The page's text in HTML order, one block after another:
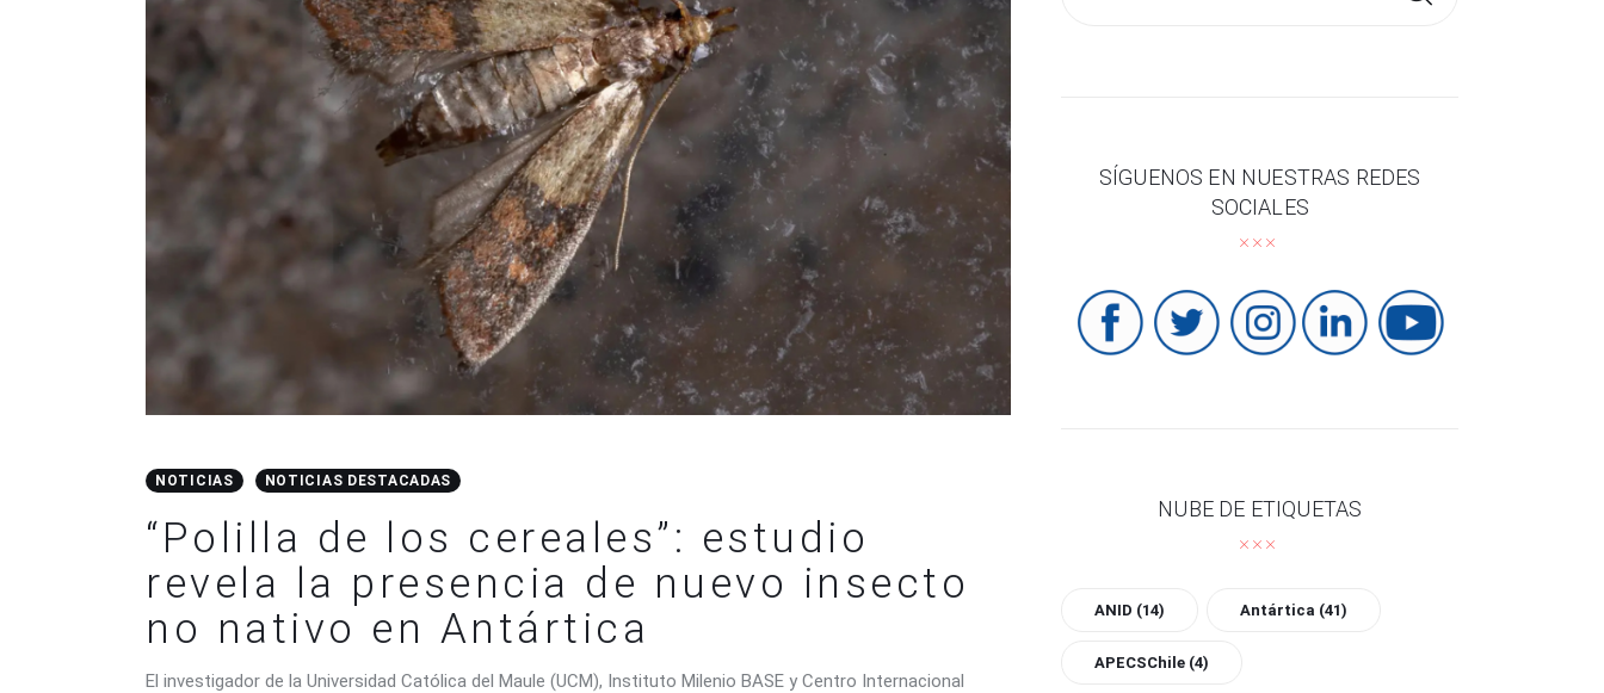
NOTICIAS NOTICIAS DESTACADAS
“Polilla de los cereales”: estudio
revela la presencia de nuevo insecto
no nativo en Antártica
El investigador de la Universidad Católica del Maule (UCM), Instituto Milenio BASE y Centro Internacional
SÍGUENOS EN NUESTRAS REDES
SOCIALES
NUBE DE ETIQUETAS
ANID (14) Antártica (41)
APECSChile (4)